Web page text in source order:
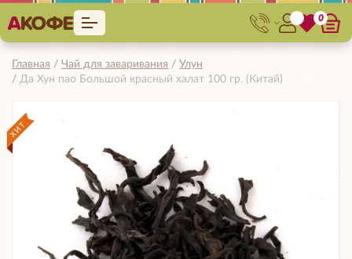
0
Главная Чай для заваривания
Улун
Да Хун пао Большой красный халат 100 гр. (Китай)